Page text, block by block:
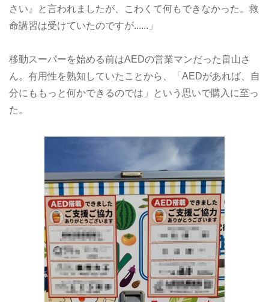
さい』と言われましたが、こわくて何もできなかった。救
命講習は受けていたのですが......」
移動スーパーを始める前はAEDの営業マンだった畠山さ
ん。有用性を熟知していたことから、「AEDがあれば、自
分にももっと何かできるのでは」という思いで購入に至っ
た。